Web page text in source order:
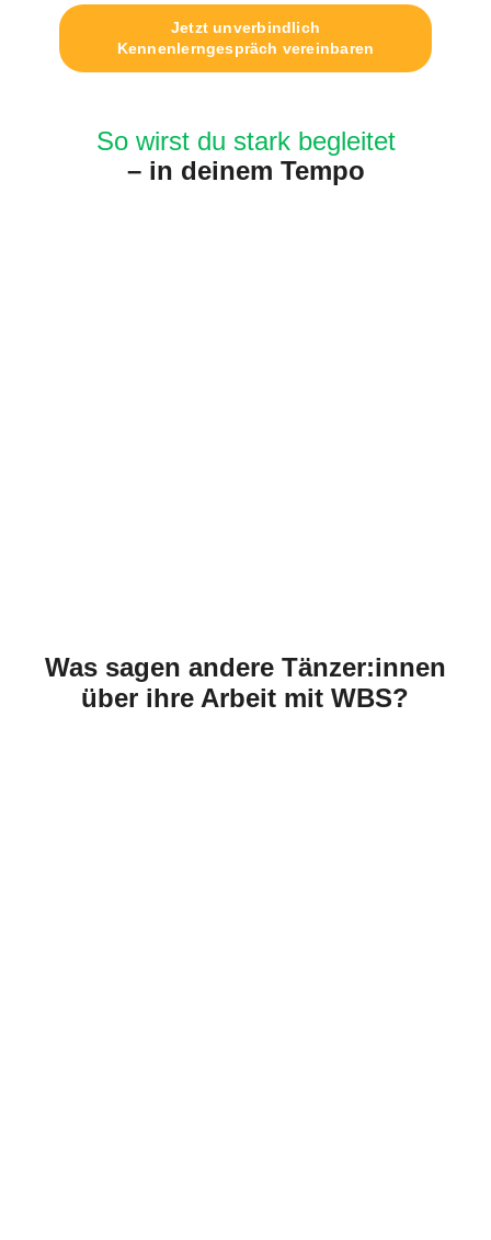
Jetzt unverbindlich
Kennenlerngespräch vereinbaren
So wirst du stark begleitet
– in deinem Tempo
Was sagen andere Tänzer:innen
über ihre Arbeit mit WBS?